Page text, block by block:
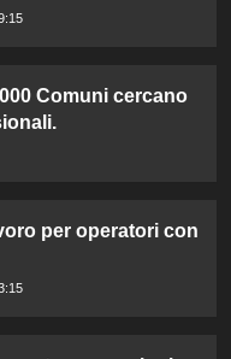
Comuni cercano
per operatori con